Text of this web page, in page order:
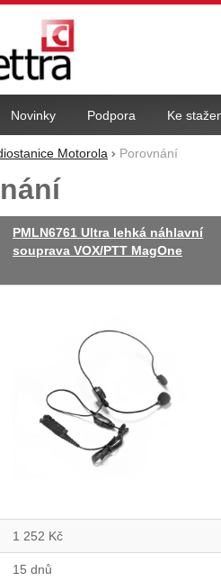
Motorola Porovnání
PMLN6761 Ultra lehká náhlavní
souprava VOX/PTT MagOne
1 252 Kč
15 dnů
Novinky Podpora Ke